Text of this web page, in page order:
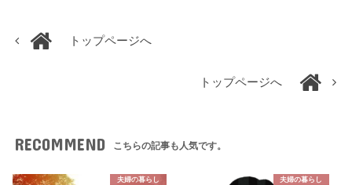
トップページへ
トップページへ
RECOMMEND こちらの記事も人気です。
夫婦の暮らし 夫婦の暮らし